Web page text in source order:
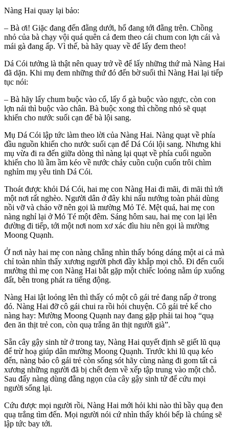
Nàng Hai quay lại bảo:
– Bà ơi! Giặc đang đến đằng dưới, hổ đang tới đằng trên. Chồng
nhỏ của bà chạy vội quá quên cả đem theo cái chum con lợn cái và
mái gà đang ấp. Vì thế, bà hãy quay về để lấy đem theo!
Dá Cói tưởng là thật nên quay trở về để lấy những thứ mà Nàng Hai
đã dặn. Khi mụ đem những thứ đó đến bờ suối thì Nàng Hai lại tiếp
tục nói:
– Bà hãy lấy chum buộc vào cổ, lấy ổ gà buộc vào ngực, còn con
lợn nái thì buộc vào chân. Bà buộc xong thì chồng nhỏ sẽ quạt
khiến cho nước suối cạn để bà lội sang.
Mụ Dá Cói lập tức làm theo lời của Nàng Hai. Nàng quạt về phía
đầu nguồn khiến cho nước suối cạn để Dá Cói lội sang. Nhưng khi
mụ vừa đi ra đến giữa dòng thì nàng lại quạt về phía cuối nguồn
khiến cho lũ ầm ầm kéo về nước chảy cuồn cuộn cuốn trôi chìm
nghỉm mụ yêu tinh Dá Cói.
Thoát được khỏi Dá Cói, hai mẹ con Nàng Hai đi mãi, đi mãi thì tới
một nơi rất nghèo. Người dân ở đây khi nấu nướng toàn phải dùng
nồi vỡ và chảo vỡ nên gọi là mường Mỏ Té. Mệt quá, hai mẹ con
nàng nghỉ lại ở Mỏ Té một đêm. Sáng hôm sau, hai mẹ con lại lên
đường đi tiếp, tới một nơi nom xơ xác đìu hiu nên gọi là mường
Moong Quạnh.
Ở nơi này hai mẹ con nàng chẳng nhìn thấy bóng dáng một ai cả mà
chỉ toàn nhìn thấy xương người phơi đầy khắp mọi chỗ. Đi đến cuối
mường thì mẹ con Nàng Hai bắt gặp một chiếc loỏng nằm úp xuống
đất, bên trong phát ra tiếng động.
Nàng Hai lật loỏng lên thì thấy có một cô gái trẻ đang nấp ở trong
đó. Nàng Hai đỡ cô gái chui ra rồi hỏi chuyện. Cô gái trẻ kể cho
nàng hay: Mường Moong Quạnh nay đang gặp phải tai hoạ “quạ
đen ăn thịt trẻ con, còn quạ trắng ăn thịt người già”.
Sẵn cây gậy sinh tử ở trong tay, Nàng Hai quyết định sẽ giết lũ quạ
để trừ hoạ giúp dân mường Moong Quạnh. Trước khi lũ quạ kéo
đến, nàng bảo cô gái trẻ còn sống sót hãy cùng nàng đi gom tất cả
xương những người đã bị chết đem về xếp tập trung vào một chỗ.
Sau đấy nàng dùng đằng ngọn của cây gậy sinh tử để cứu mọi
người sống lại.
Cứu được mọi người rồi, Nàng Hai mới hỏi khi nào thì bầy quạ đen
quạ trắng tìm đến. Mọi người nói cứ nhìn thấy khói bếp là chúng sẽ
lập tức bay tới.